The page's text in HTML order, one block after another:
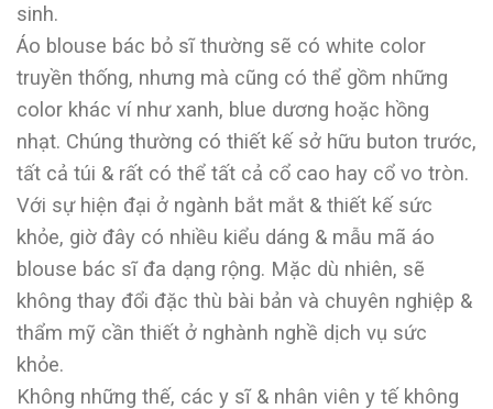
sinh.
Áo blouse bác bỏ sĩ thường sẽ có white color
truyền thống, nhưng mà cũng có thể gồm những
color khác ví như xanh, blue dương hoặc hồng
nhạt. Chúng thường có thiết kế sở hữu buton trước,
tất cả túi & rất có thể tất cả cổ cao hay cổ vo tròn.
Với sự hiện đại ở ngành bắt mắt & thiết kế sức
khỏe, giờ đây có nhiều kiểu dáng & mẫu mã áo
blouse bác sĩ đa dạng rộng. Mặc dù nhiên, sẽ
không thay đổi đặc thù bài bản và chuyên nghiệp &
thẩm mỹ cần thiết ở nghành nghề dịch vụ sức
khỏe.
Không những thế, các y sĩ & nhân viên y tế không